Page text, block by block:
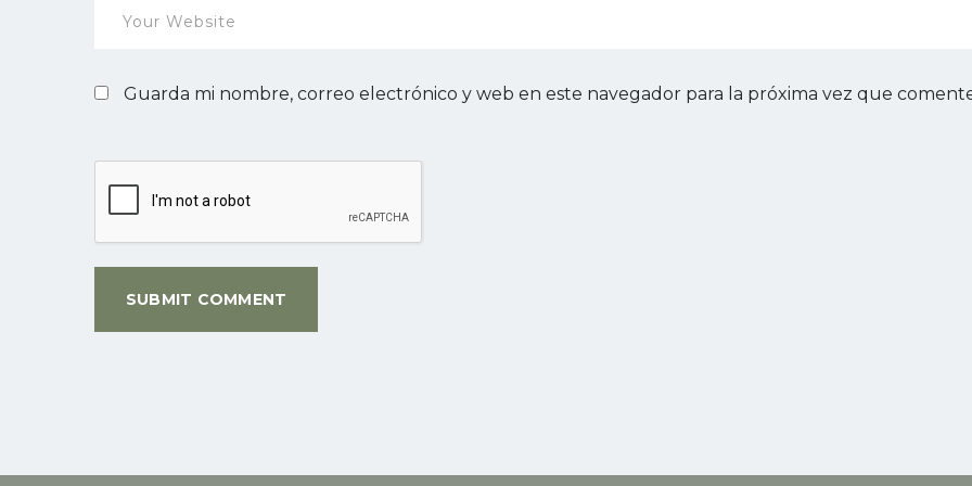
Guarda mi nombre, correo electrónico y web en este navegador para la próxima vez que